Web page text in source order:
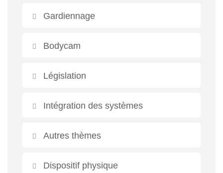
Gardiennage
Bodycam
Législation
Intégration des systèmes
Autres thèmes
Dispositif physique